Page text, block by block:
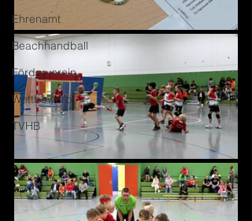
Ehrenamt
Beachhandball
Förderverein
Wettbewerb
TVHB